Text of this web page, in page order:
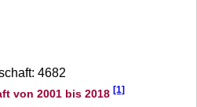
4682
von 2001 bis 2018 [1]